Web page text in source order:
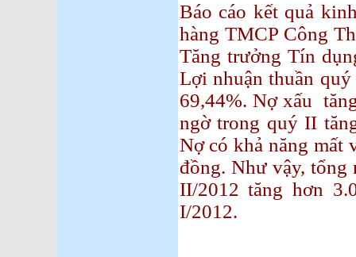
Báo cáo kết quả
hàng TMCP Công
Tăng trưởng Tín
Lợi nhuận thuần
69,44%. Nợ xấu
ngờ trong quý II
Nợ có khả năng mất
đồng. Như vậy, tổng
II/2012 tăng hơn
I/2012.